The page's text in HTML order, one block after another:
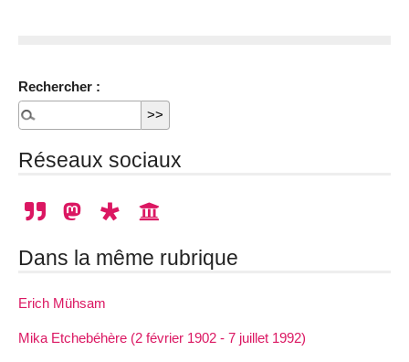
Rechercher :
Réseaux sociaux
Dans la même rubrique
Erich Mühsam
Mika Etchebéhère (2 février 1902 - 7 juillet 1992)